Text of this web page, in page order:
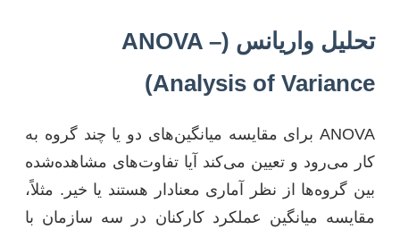
تحلیل واریانس (ANOVA –
Analysis of Variance)
ANOVA برای مقایسه میانگین‌های دو یا چند گروه به
کار می‌رود و تعیین می‌کند آیا تفاوت‌های مشاهده‌شده
بین گروه‌ها از نظر آماری معنادار هستند یا خیر. مثلاً،
مقایسه میانگین عملکرد کارکنان در سه سازمان با